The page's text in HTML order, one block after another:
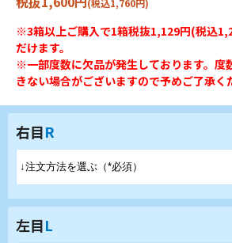
(税込1,760円)
※3箱以上ご購入で1箱税抜1,129円(税込
だけます。
※一部度数に欠品が発生しております。度
きない場合がございますので予めご了承く
右目R
左目L